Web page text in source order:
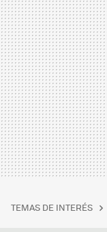
TEMAS DE INTERÉS